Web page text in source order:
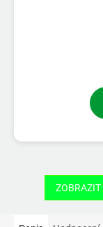
ZOBRAZIT